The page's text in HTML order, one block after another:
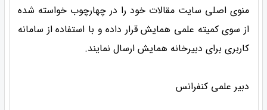
منوی اصلی سایت مقالات خود را در چهارچوب خواسته شده
از سوی کمیته علمی همایش قرار داده و با استفاده از سامانه
کاربری برای دبیرخانه همایش ارسال نمایند.
دبیر علمی کنفرانس